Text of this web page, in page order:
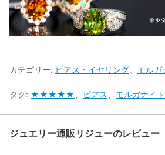
カテゴリー: ピアス・イヤリング モルガ
タグ: ★★★★★ ピアス モルガナイト
ジュエリー通販リジューのレビュー